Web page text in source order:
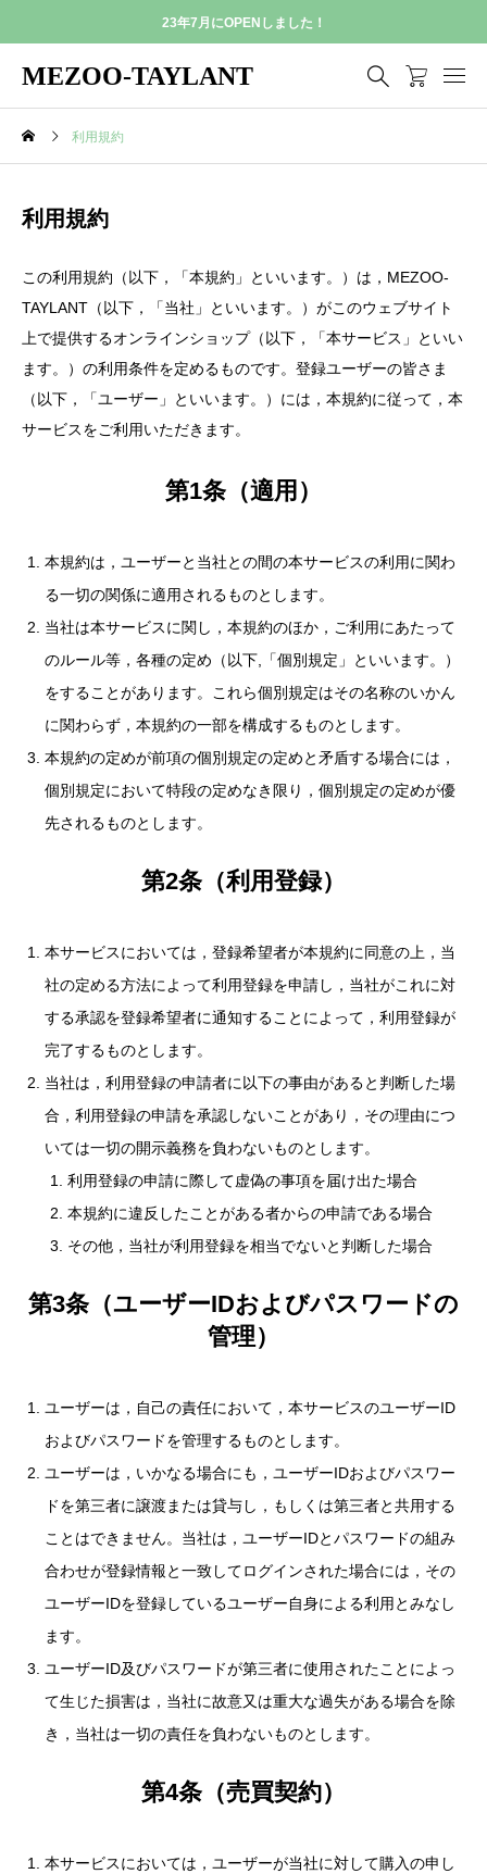
23年7月にOPENしました！
MEZOO-TAYLANT
利用規約
利用規約
この利用規約（以下，「本規約」といいます。）は，MEZOO-
TAYLANT（以下，「当社」といいます。）がこのウェブサイト
上で提供するオンラインショップ（以下，「本サービス」といい
ます。）の利用条件を定めるものです。登録ユーザーの皆さま
（以下，「ユーザー」といいます。）には，本規約に従って，本
サービスをご利用いただきます。
第1条（適用）
本規約は，ユーザーと当社との間の本サービスの利用に関わ
る一切の関係に適用されるものとします。
当社は本サービスに関し，本規約のほか，ご利用にあたって
のルール等，各種の定め（以下,「個別規定」といいます。）
をすることがあります。これら個別規定はその名称のいかん
に関わらず，本規約の一部を構成するものとします。
本規約の定めが前項の個別規定の定めと矛盾する場合には，
個別規定において特段の定めなき限り，個別規定の定めが優
先されるものとします。
第2条（利用登録）
本サービスにおいては，登録希望者が本規約に同意の上，当
社の定める方法によって利用登録を申請し，当社がこれに対
する承認を登録希望者に通知することによって，利用登録が
完了するものとします。
当社は，利用登録の申請者に以下の事由があると判断した場
合，利用登録の申請を承認しないことがあり，その理由につ
いては一切の開示義務を負わないものとします。
利用登録の申請に際して虚偽の事項を届け出た場合
本規約に違反したことがある者からの申請である場合
その他，当社が利用登録を相当でないと判断した場合
第3条（ユーザーIDおよびパスワードの
管理）
ユーザーは，自己の責任において，本サービスのユーザーID
およびパスワードを管理するものとします。
ユーザーは，いかなる場合にも，ユーザーIDおよびパスワー
ドを第三者に譲渡または貸与し，もしくは第三者と共用する
ことはできません。当社は，ユーザーIDとパスワードの組み
合わせが登録情報と一致してログインされた場合には，その
ユーザーIDを登録しているユーザー自身による利用とみなし
ます。
ユーザーID及びパスワードが第三者に使用されたことによっ
て生じた損害は，当社に故意又は重大な過失がある場合を除
き，当社は一切の責任を負わないものとします。
第4条（売買契約）
本サービスにおいては，ユーザーが当社に対して購入の申し